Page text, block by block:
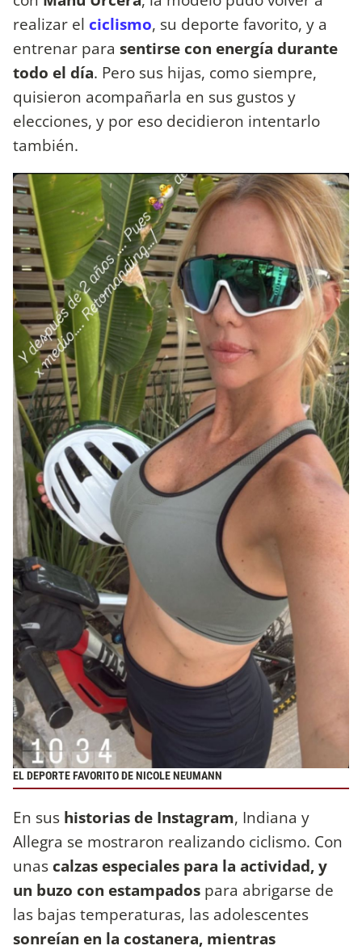
realizar el ciclismo, su deporte favorito, y a
entrenar para sentirse con energía durante
todo el día. Pero sus hijas, como siempre,
quisieron acompañarla en sus gustos y
elecciones, y por eso decidieron intentarlo
también.
EL DEPORTE FAVORITO DE NICOLE NEUMANN
En sus historias de Instagram, Indiana y
Allegra se mostraron realizando ciclismo. Con
unas calzas especiales para la actividad, y
un buzo con estampados para abrigarse de
las bajas temperaturas, las adolescentes
sonreían en la costanera, mientras